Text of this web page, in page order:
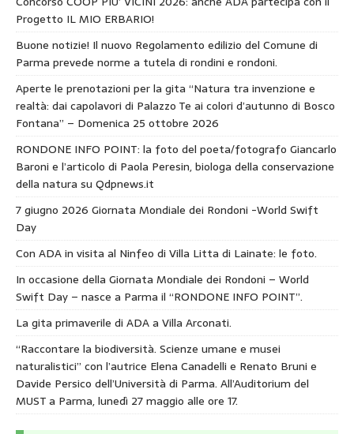
Progetto IL MIO ERBARIO!
Buone notizie! Il nuovo Regolamento edilizio del Comune di
Parma prevede norme a tutela di rondini e rondoni.
Aperte le prenotazioni per la gita “Natura tra invenzione e
realtà: dai capolavori di Palazzo Te ai colori d’autunno di Bosco
Fontana” – Domenica 25 ottobre 2026
RONDONE INFO POINT: la foto del poeta/fotografo Giancarlo
Baroni e l’articolo di Paola Peresin, biologa della conservazione
della natura su Qdpnews.it
7 giugno 2026 Giornata Mondiale dei Rondoni -World Swift
Day
Con ADA in visita al Ninfeo di Villa Litta di Lainate: le foto.
In occasione della Giornata Mondiale dei Rondoni – World
Swift Day – nasce a Parma il “RONDONE INFO POINT”.
La gita primaverile di ADA a Villa Arconati.
“Raccontare la biodiversità. Scienze umane e musei
naturalistici” con l’autrice Elena Canadelli e Renato Bruni e
Davide Persico dell’Università di Parma. All’Auditorium del
MUST a Parma, lunedì 27 maggio alle ore 17.